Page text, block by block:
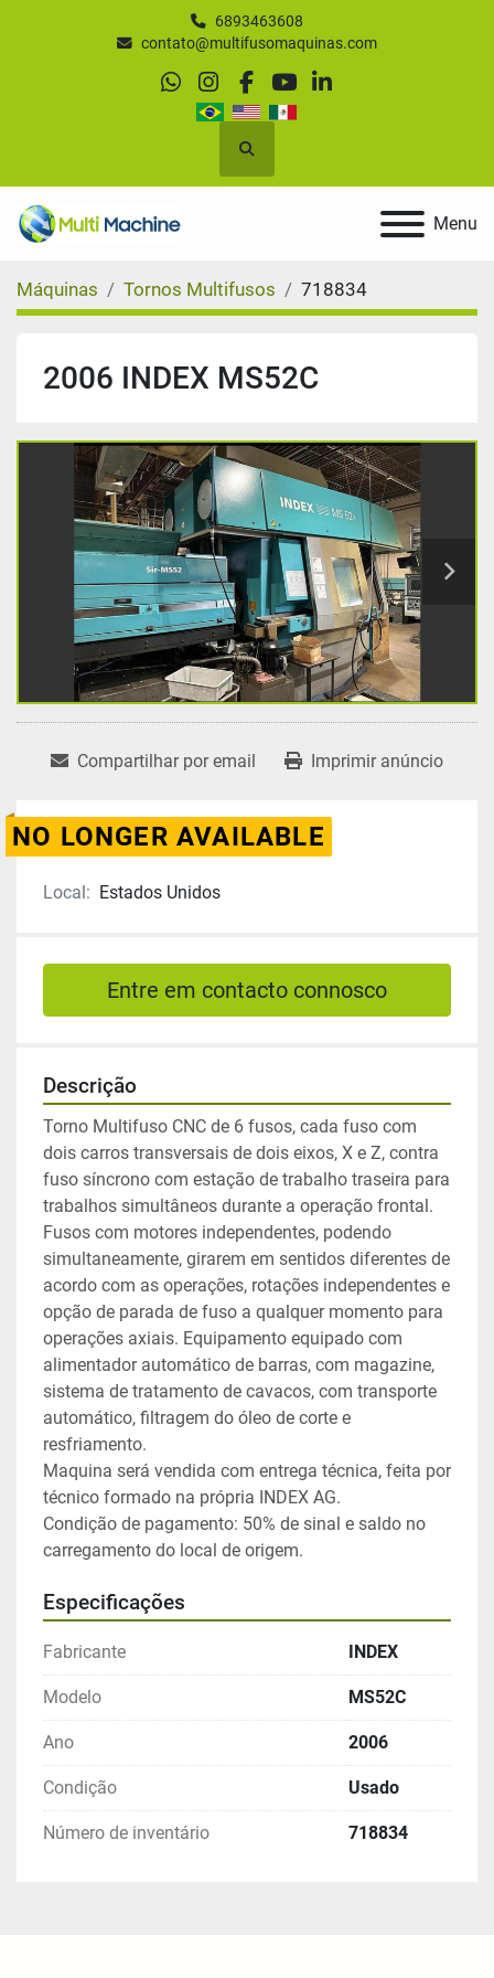
6893463608
contato@multifusomaquinas.com
whatsapp
instagram
facebook
youtubelinkedin
Pesquisar
Menu
Máquinas Tornos Multifusos 718834
2006 INDEX MS52C
Compartilhar por email Imprimir anúncio
NO LONGER AVAILABLE
Local: Estados Unidos
Entre em contacto connosco
Descrição
Torno Multifuso CNC de 6 fusos, cada fuso com
dois carros transversais de dois eixos, X e Z, contra
fuso síncrono com estação de trabalho traseira para
trabalhos simultâneos durante a operação frontal.
Fusos com motores independentes, podendo
simultaneamente, girarem em sentidos diferentes de
acordo com as operações, rotações independentes e
opção de parada de fuso a qualquer momento para
operações axiais. Equipamento equipado com
alimentador automático de barras, com magazine,
sistema de tratamento de cavacos, com transporte
automático, filtragem do óleo de corte e
resfriamento.
Maquina será vendida com entrega técnica, feita por
técnico formado na própria INDEX AG.
Condição de pagamento: 50% de sinal e saldo no
carregamento do local de origem.
Especificações
Fabricante INDEX
Modelo MS52C
Ano 2006
Condição Usado
Número de inventário 718834